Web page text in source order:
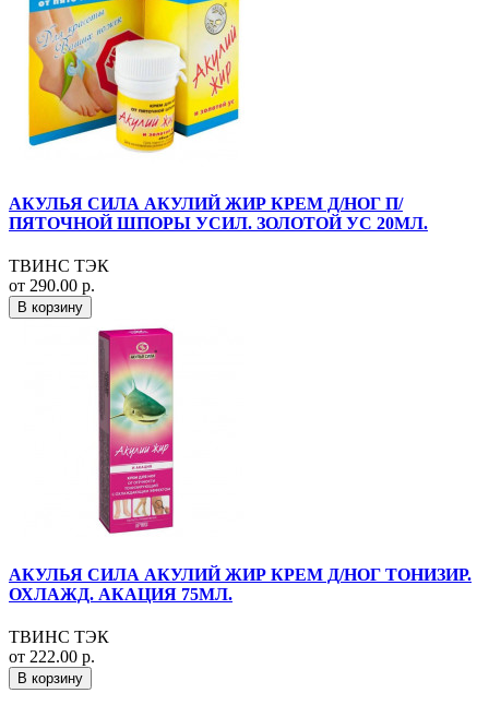
АКУЛЬЯ СИЛА АКУЛИЙ ЖИР КРЕМ Д/НОГ П/
ПЯТОЧНОЙ ШПОРЫ УСИЛ. ЗОЛОТОЙ УС 20МЛ.
ТВИНС ТЭК
от 290.00 р.
В корзину
АКУЛЬЯ СИЛА АКУЛИЙ ЖИР КРЕМ Д/НОГ ТОНИЗИР.
ОХЛАЖД. АКАЦИЯ 75МЛ.
ТВИНС ТЭК
от 222.00 р.
В корзину